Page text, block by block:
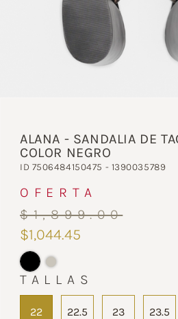
ALANA - SANDALIA DE
COLOR NEGRO
ID 7506484150475 - 1390035789
TALLAS
22 22.5 23 23.5
OFERTA
$1,899.00
$1,044.45